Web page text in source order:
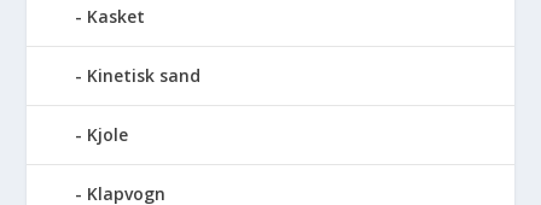
Kasket
Kinetisk sand
Kjole
Klapvogn